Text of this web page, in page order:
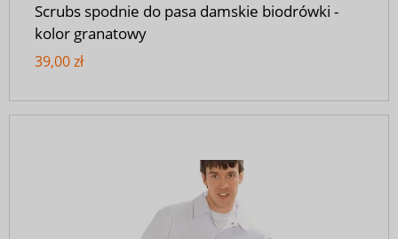
Scrubs spodnie do pasa damskie biodrówki -
kolor granatowy
39,00 zł